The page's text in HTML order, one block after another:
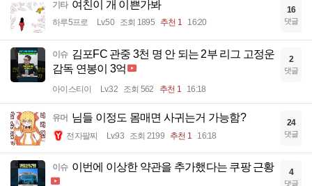
기타 여친이 개 이쁜가봐
하루5프로 Lv.50 조회 1895 추천 1 16:20
16
댓글
이슈 김포FC 관중 3천 명 안 되는 2부 리그 고정운
감독 연봉이 3억
아이스티이 Lv.32 조회 562 추천 1 16:18
2
댓글
유머 님들 이정도 몸매면 사귀는거 가능함?
전자팔찌 Lv.93 조회 2199 추천 1 16:18
24
댓글
이슈 이번에 이상한 약관을 추가했다는 쿠팡 근황 4
댓글